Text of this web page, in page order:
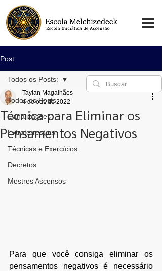
Post
Todos os Posts:
Canalizações
Extraterrestres
Técnicas e Exercícios
Decretos
Mestres Ascensos
Todos os Posts:
Técnica para Eliminar os
Pensamentos Negativos
Taylan Magalhães
4 de out. de 2022
Para que você consiga eliminar os
pensamentos negativos é necessário